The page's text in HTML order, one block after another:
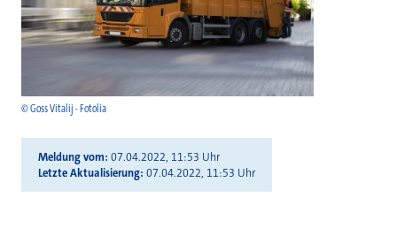
© Goss Vitalij - Fotolia
Meldung vom 07.04.2022, 11:53 Uhr
Letzte Aktualisierung 07.04.2022, 11:53 Uhr